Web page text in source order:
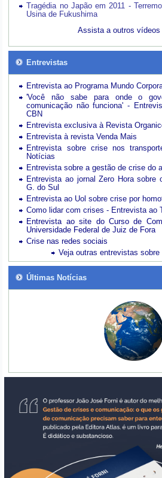
Tragédia no Japão em 2011 -
Usina de Fukushima
Assista a outros vídeos
Entrevistas
Entrevista ao Programa Mundo
'Você não sabe para onde o
comunicação não funciona' -
CBN
Entrevista exclusiva à Revista
Entrevista à revista Venda Mais
Entrevista sobre crise nos
Notícias
Entrevista sobre a gestão de crise do
Entrevista ao jornal Zero Hora
G. do Sul
Entrevista ao Uol sobre crise por
Como lidar com crises - Entrevista ao
Entrevista ao site do Curso de
Universidade Federal de Juiz de Fora
Crise nas redes sociais
Veja outras entrevistas
Últimas Notícias